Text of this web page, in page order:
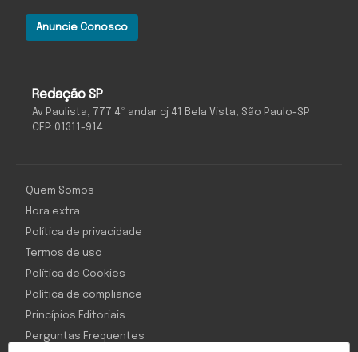
Redação SP
Av Paulista, 777 4º andar cj 41 Bela Vista, São Paulo-SP
CEP: 01311-914
Anuncie Conosco
Quem Somos
Hora extra
Política de privacidade
Termos de uso
Política de Cookies
Política de compliance
Princípios Editoriais
Perguntas Frequentes